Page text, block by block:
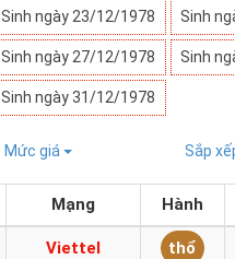
Sinh ngày 23/12/1978 Sinh
Sinh ngày 27/12/1978 Sinh
Sinh ngày 31/12/1978
Mức giá Sắp
Mạng Hành
Viettel thổ